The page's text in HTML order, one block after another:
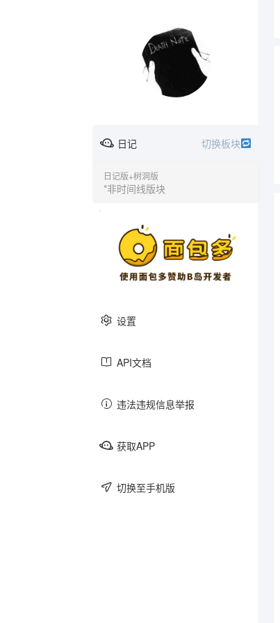
日记 切换板块
问与答 音乐 动漫
主子 买买买
日记版+树洞版
*非时间线版块
设置
API文档
违法违规信息举报
获取APP
切换至手机版